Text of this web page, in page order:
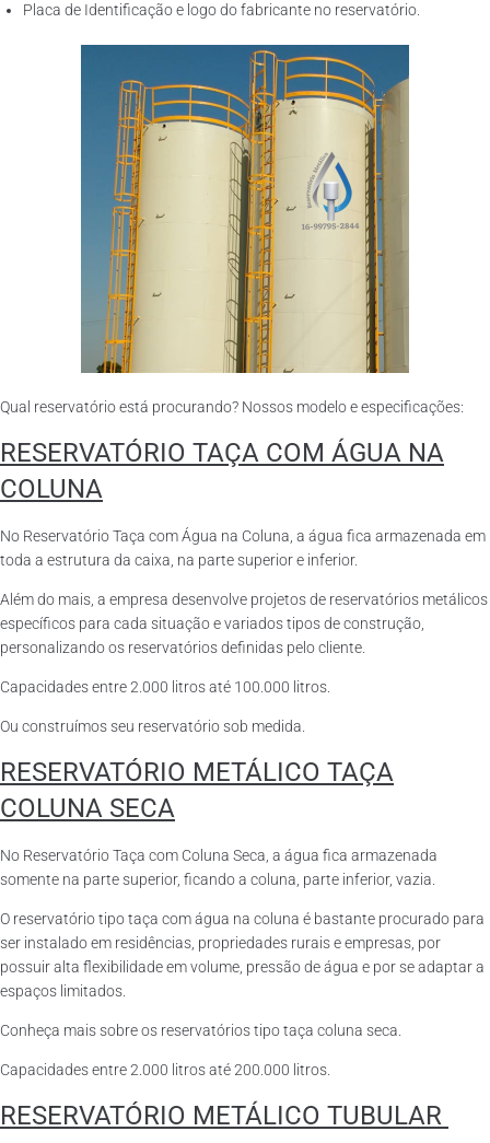
Placa de Identificação e logo do fabricante no reservatório.
Qual reservatório está procurando? Nossos modelo e especificações:
RESERVATÓRIO TAÇA COM ÁGUA NA
COLUNA
No Reservatório Taça com Água na Coluna, a água fica armazenada em
toda a estrutura da caixa, na parte superior e inferior.
Além do mais, a empresa desenvolve projetos de reservatórios metálicos
específicos para cada situação e variados tipos de construção,
personalizando os reservatórios definidas pelo cliente.
Capacidades entre 2.000 litros até 100.000 litros.
Ou construímos seu reservatório sob medida.
RESERVATÓRIO METÁLICO TAÇA
COLUNA SECA
No Reservatório Taça com Coluna Seca, a água fica armazenada
somente na parte superior, ficando a coluna, parte inferior, vazia.
O reservatório tipo taça com água na coluna é bastante procurado para
ser instalado em residências, propriedades rurais e empresas, por
possuir alta flexibilidade em volume, pressão de água e por se adaptar a
espaços limitados.
Conheça mais sobre os reservatórios tipo taça coluna seca.
Capacidades entre 2.000 litros até 200.000 litros.
RESERVATÓRIO METÁLICO TUBULAR